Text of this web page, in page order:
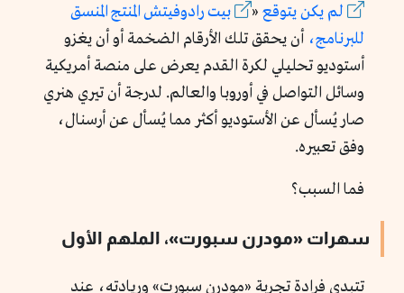
لم يكنيتوقع « بيترادوفيتشالمنتجالمنسق
للبرنامج، أن يحقق تلك الأرقام الضخمة أو أن يغزو
أستوديو تحليلي لكرة القدم يعرض على منصة أمريكية
وسائل التواصل في أوروبا والعالم. لدرجة أن تيري هنري
صار يُسأل عن الأستوديو أكثر مما يُسأل عن أرسنال،
وفق تعبيره.
فما السبب؟
سهرات «مودرن سبورت»، الملهم الأول
تتبدى فرادة تجربة «مودرن سبورت» وريادته، عند